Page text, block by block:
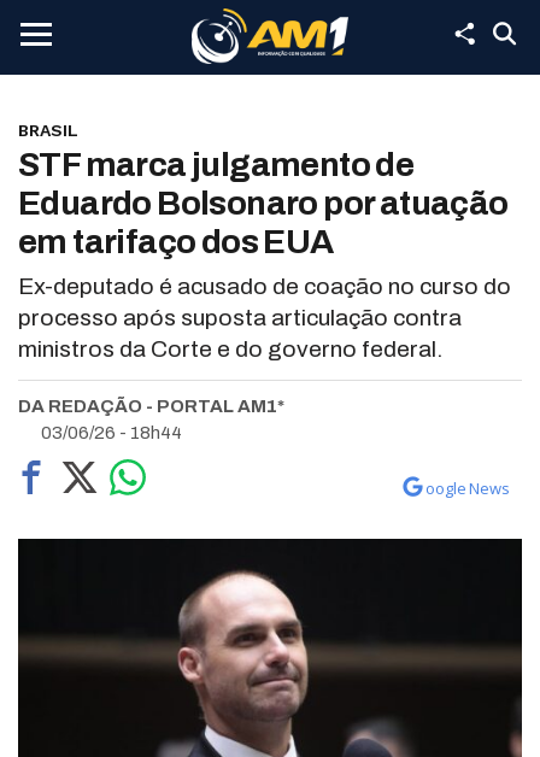
BRASIL
STF marca julgamento de
Eduardo Bolsonaro por atuação
em tarifaço dos EUA
Ex-deputado é acusado de coação no curso do
processo após suposta articulação contra
ministros da Corte e do governo federal.
DA REDAÇÃO - PORTAL AM1*
03/06/26 - 18h44
oogle News